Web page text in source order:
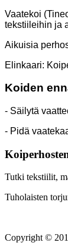
Vaatekoi
tekstiileihin ja
Aikuisia
Elinkaari:
Koiden
- Säilytä
- Pidä
Tutki tekstiilit,
Tuholaisten
Copyright ©